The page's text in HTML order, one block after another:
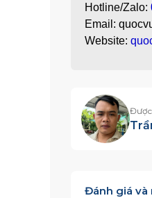
Hotline/Zalo:
Email:
Website:
Đánh giá và